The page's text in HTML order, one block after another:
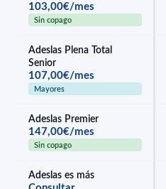
103,00€/mes
Sin copago
Adeslas Plena Total
Senior
107,00€/mes
Mayores
Adeslas Premier
147,00€/mes
Sin copago
Adeslas es más